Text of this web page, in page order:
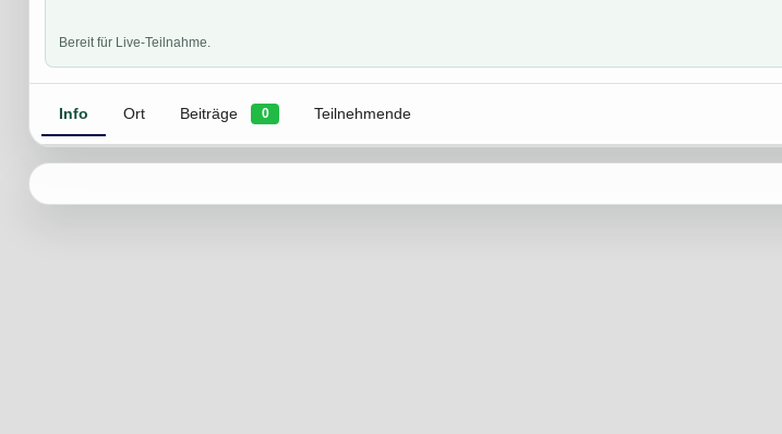
Bereit für Live-Teilnahme.
Info Ort Beiträge 0 Teilnehmende